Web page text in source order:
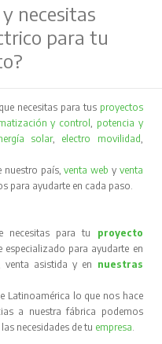
necesitas
para tu
necesitas para tus proyectos
y control, potencia y
solar, electro movilidad,
nuestro país,venta web y venta
para ayudarte en cada paso.
necesitas para tu proyecto
para ayudarte en
venta asistida y en nuestras
Latinoamérica lo que nos hace
a nuestra fábrica podemos
necesidades de tu empresa.